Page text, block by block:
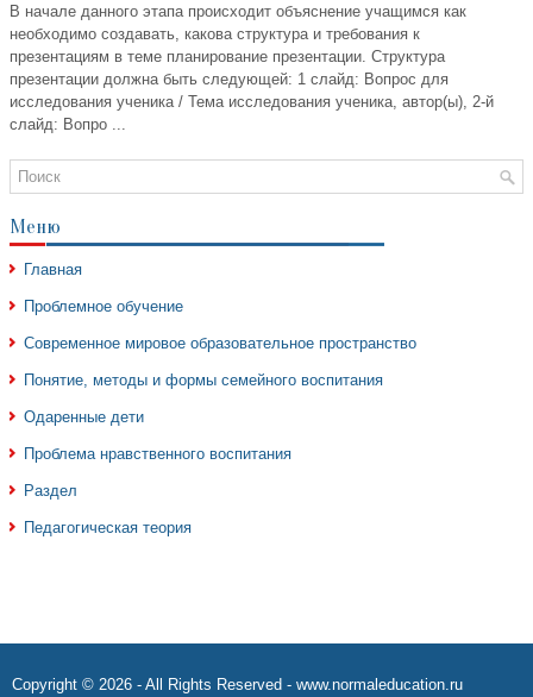
В начале данного этапа происходит объяснение учащимся как
необходимо создавать, какова структура и требования к
презентациям в теме планирование презентации. Структура
презентации должна быть следующей: 1 слайд: Вопрос для
исследования ученика / Тема исследования ученика, автор(ы), 2-й
слайд: Вопро ...
Меню
Главная
Проблемное обучение
Современное мировое образовательное пространство
Понятие, методы и формы семейного воспитания
Одаренные дети
Проблема нравственного воспитания
Раздел
Педагогическая теория
Copyright © 2026 - All Rights Reserved - www.normaleducation.ru